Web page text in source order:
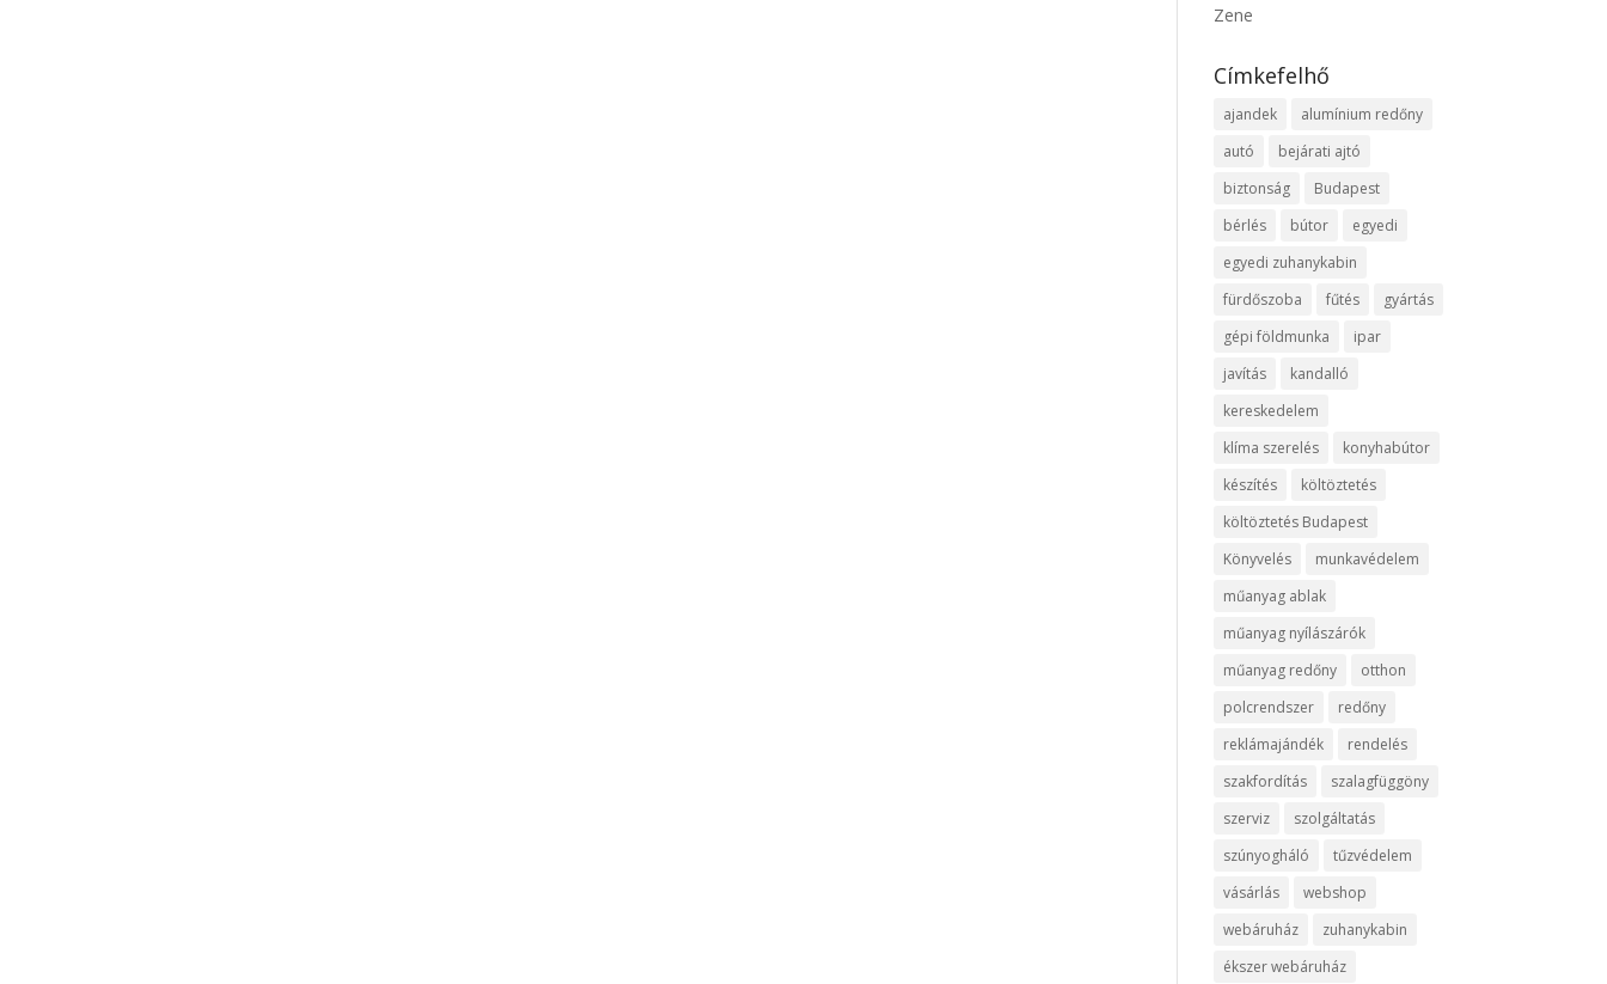
Zene
Címkefelhő
ajandek
alumínium redőny
autó
bejárati ajtó
biztonság
Budapest
bérlés
bútor
egyedi
egyedi zuhanykabin
fürdőszoba
fűtés
gyártás
gépi földmunka
ipar
javítás
kandalló
kereskedelem
klíma szerelés
konyhabútor
készítés
költöztetés
költöztetés Budapest
Könyvelés
munkavédelem
műanyag ablak
műanyag nyílászárók
műanyag redőny
otthon
polcrendszer
redőny
reklámajándék
rendelés
szakfordítás
szalagfüggöny
szerviz
szolgáltatás
szúnyogháló
tűzvédelem
vásárlás
webshop
webáruház
zuhanykabin
ékszer webáruház